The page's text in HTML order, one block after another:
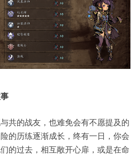
共的战友，也难免会有不愿提及的
的历练逐渐成长，终有一日，你会
的过去，相互敞开心扉，或是在命